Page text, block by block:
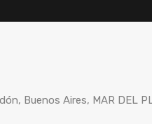
Buenos Aires, MAR DEL